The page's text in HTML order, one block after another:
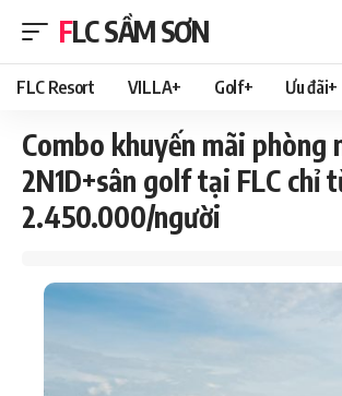
FLC SẦM SƠN
FLC Resort VILLA+ Golf+ Ưu đãi+
Combo khuyến mãi phòng
2N1D+sân golf tại FLC chỉ
2.450.000/người